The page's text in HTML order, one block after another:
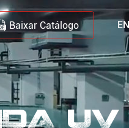
Baixar Catálogo EN
UV